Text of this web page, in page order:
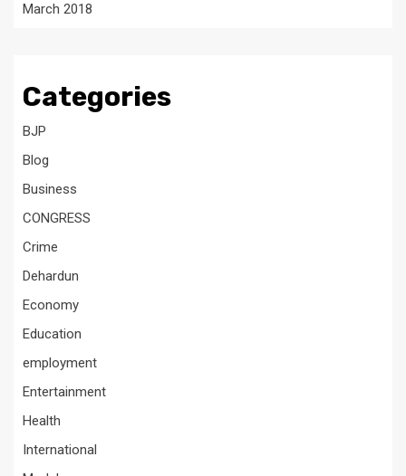
March 2018
Categories
BJP
Blog
Business
CONGRESS
Crime
Dehardun
Economy
Education
employment
Entertainment
Health
International